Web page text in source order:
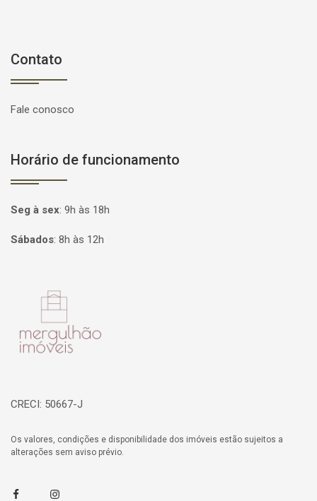
Contato
Fale conosco
Horário de funcionamento
Seg à sex: 9h às 18h
Sábados: 8h às 12h
CRECI: 50667-J
Os valores, condições e disponibilidade dos imóveis estão sujeitos a
alterações sem aviso prévio.
FacebookInstagram